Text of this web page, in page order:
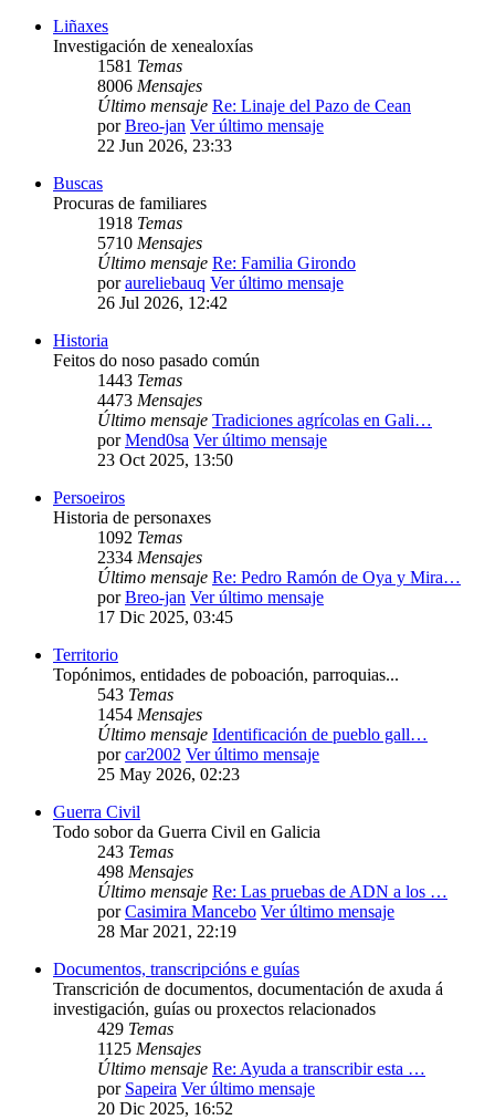
Liñaxes
Investigación de xenealoxías
1581 Temas
8006 Mensajes
Último mensaje Re: Linaje del Pazo de Cean
porBreo-jan Ver último mensaje
22 Jun 2026, 23:33
Buscas
Procuras de familiares
1918 Temas
5710 Mensajes
Último mensaje Re: Familia Girondo
poraureliebauq Ver último mensaje
26 Jul 2026, 12:42
Historia
Feitos do noso pasado común
1443 Temas
4473 Mensajes
Último mensaje Tradiciones agrícolas en Gali…
porMend0sa Ver último mensaje
23 Oct 2025, 13:50
Persoeiros
Historia de personaxes
1092 Temas
2334 Mensajes
Último mensaje Re: Pedro Ramón de Oya y Mira…
porBreo-jan Ver último mensaje
17 Dic 2025, 03:45
Territorio
Topónimos, entidades de poboación, parroquias...
543 Temas
1454 Mensajes
Último mensaje Identificación de pueblo gall…
porcar2002 Ver último mensaje
25 May 2026, 02:23
Guerra Civil
Todo sobor da Guerra Civil en Galicia
243 Temas
498 Mensajes
Último mensaje Re: Las pruebas de ADN a los …
porCasimira Mancebo Ver último mensaje
28 Mar 2021, 22:19
Documentos, transcripcións e guías
Transcrición de documentos, documentación de axuda á
investigación, guías ou proxectos relacionados
429 Temas
1125 Mensajes
Último mensaje Re: Ayuda a transcribir esta …
por Sapeira Ver último mensaje
20 Dic 2025, 16:52